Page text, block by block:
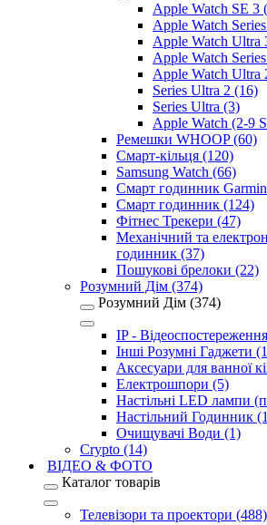
Apple Watch SE 3
Apple Watch
Apple Watch Ultra
Apple Watch
Apple Watch Ultra
Series Ultra 2 (16)
Series Ultra (3)
Apple Watch (2-9
Ремешки WHOOP (60)
Смарт-кільця (120)
Samsung Watch (66)
Смарт годинник
Смарт годинник (124)
Фітнес Трекери (47)
Механічний та
годинник (37)
Пошукові брелоки (22)
Розумний Дім (374)
Розумний Дім (374)
IP -
Інші Розумні Гаджети
Аксесуари для ванної
Електрошпори (5)
Настільні LED лампи
Настільний Годинник
Очищувачі Води (1)
Crypto (14)
ВІДЕО & ФОТО
Каталог товарів
Телевізори та проектори (488)